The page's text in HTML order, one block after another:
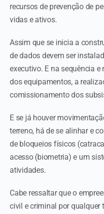
recursos de prevenção de
vidas e ativos.
Assim que se inicia a
de dados devem ser
executivo. E na sequência
dos equipamentos, a
comissionamento dos
E se já houver
terreno, há de se alinhar e
de bloqueios físicos
acesso (biometria) e um
atividades.
Cabe ressaltar que o
civil e criminal por qualquer